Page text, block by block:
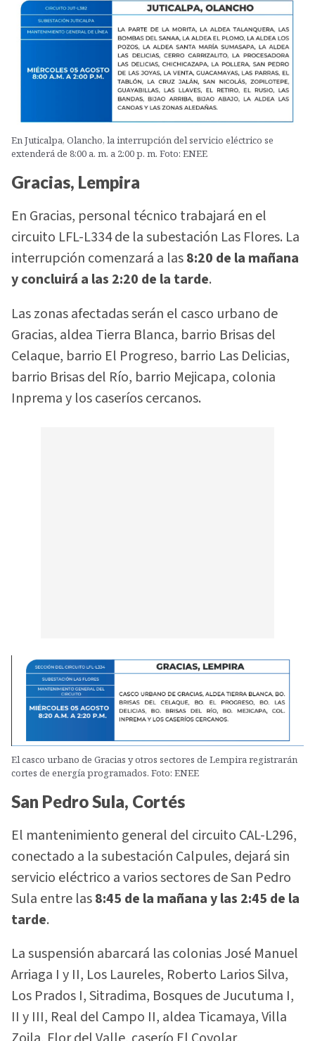
En Juticalpa, Olancho, la interrupción del servicio eléctrico se
extenderá de 8:00 a. m. a 2:00 p. m. Foto: ENEE
Gracias, Lempira
En Gracias, personal técnico trabajará en el
circuito LFL-L334 de la subestación Las Flores. La
interrupción comenzará a las8:20 de la mañana
y concluirá a las 2:20 de la tarde.
Las zonas afectadas serán el casco urbano de
Gracias, aldea Tierra Blanca, barrio Brisas del
Celaque, barrio El Progreso, barrio Las Delicias,
barrio Brisas del Río, barrio Mejicapa, colonia
Inprema y los caseríos cercanos.
El casco urbano de Gracias y otros sectores de Lempira registrarán
cortes de energía programados. Foto: ENEE
San Pedro Sula, Cortés
El mantenimiento general del circuito CAL-L296,
conectado a la subestación Calpules, dejará sin
servicio eléctrico a varios sectores de San Pedro
Sula entre las8:45 de la mañana y las 2:45 de la
tarde.
La suspensión abarcará las colonias José Manuel
Arriaga I y II, Los Laureles, Roberto Larios Silva,
Los Prados I, Sitradima, Bosques de Jucutuma I,
II y III, Real del Campo II, aldea Ticamaya, Villa